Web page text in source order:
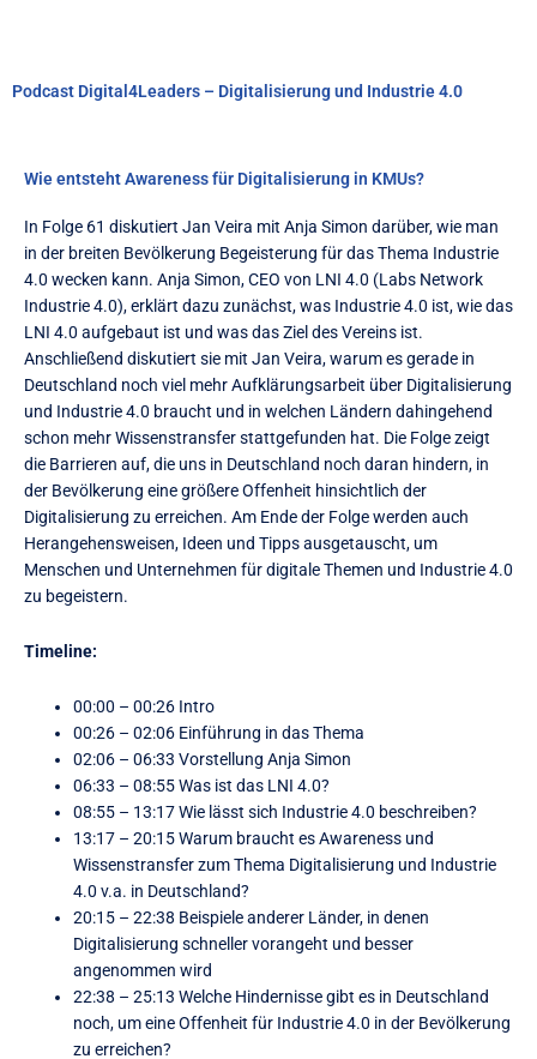
Podcast Digital4Leaders – Digitalisierung und Industrie 4.0
Wie entsteht Awareness für Digitalisierung in KMUs?
In Folge 61 diskutiert Jan Veira mit Anja Simon darüber, wie man
in der breiten Bevölkerung Begeisterung für das Thema Industrie
4.0 wecken kann. Anja Simon, CEO von LNI 4.0 (Labs Network
Industrie 4.0), erklärt dazu zunächst, was Industrie 4.0 ist, wie das
LNI 4.0 aufgebaut ist und was das Ziel des Vereins ist.
Anschließend diskutiert sie mit Jan Veira, warum es gerade in
Deutschland noch viel mehr Aufklärungsarbeit über Digitalisierung
und Industrie 4.0 braucht und in welchen Ländern dahingehend
schon mehr Wissenstransfer stattgefunden hat. Die Folge zeigt
die Barrieren auf, die uns in Deutschland noch daran hindern, in
der Bevölkerung eine größere Offenheit hinsichtlich der
Digitalisierung zu erreichen. Am Ende der Folge werden auch
Herangehensweisen, Ideen und Tipps ausgetauscht, um
Menschen und Unternehmen für digitale Themen und Industrie 4.0
zu begeistern.
Timeline:
00:00 – 00:26 Intro
00:26 – 02:06 Einführung in das Thema
02:06 – 06:33 Vorstellung Anja Simon
06:33 – 08:55 Was ist das LNI 4.0?
08:55 – 13:17 Wie lässt sich Industrie 4.0 beschreiben?
13:17 – 20:15 Warum braucht es Awareness und
Wissenstransfer zum Thema Digitalisierung und Industrie
4.0 v.a. in Deutschland?
20:15 – 22:38 Beispiele anderer Länder, in denen
Digitalisierung schneller vorangeht und besser
angenommen wird
22:38 – 25:13 Welche Hindernisse gibt es in Deutschland
noch, um eine Offenheit für Industrie 4.0 in der Bevölkerung
zu erreichen?